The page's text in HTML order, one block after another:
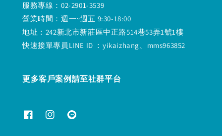
服務專線：02-2901-3539
營業時間：週一~週五 9:30-18:00
地址：242新北市新莊區中正路514巷53弄1號1樓
快速接單專員LINE ID ：yikaizhang、mms963852
更多客戶案例請至社群平台